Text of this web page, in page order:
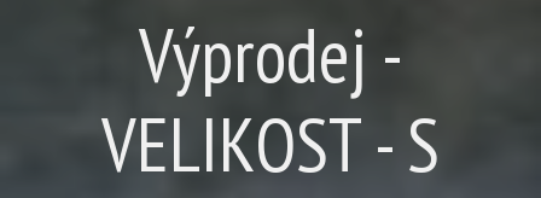
Výprodej -
VELIKOST - S